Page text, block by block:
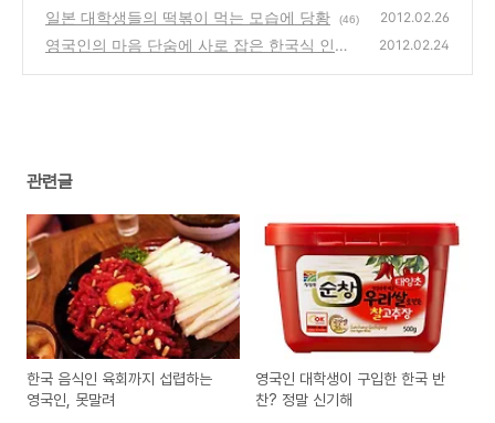
한국 여대생
(47)
일본 대학생들의 떡볶이 먹는 모습에 당황 (46) 2012.02.26
영국인의 마음 단숨에 사로 잡은 한국식 인사
2012.02.24
관련글
한국 음식인 육회까지 섭렵하는
영국인, 못말려
영국인 대학생이 구입한 한국 반
찬? 정말 신기해